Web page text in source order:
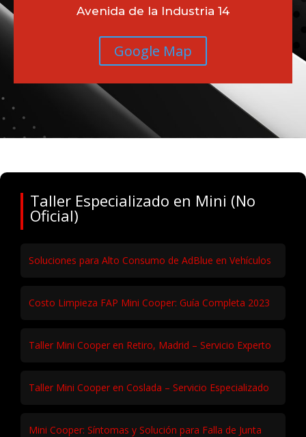
Avenida de la Industria 14
Google Map
Taller Especializado en Mini (No
Oficial)
Soluciones para Alto Consumo de AdBlue en Vehículos
Costo Limpieza FAP Mini Cooper: Guía Completa 2023
Taller Mini Cooper en Retiro, Madrid – Servicio Experto
Taller Mini Cooper en Coslada – Servicio Especializado
Mini Cooper: Síntomas y Solución para Falla de Junta